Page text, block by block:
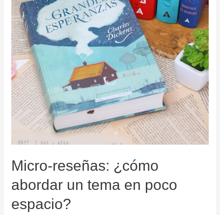
Micro-reseñas: ¿cómo
abordar un tema en poco
espacio?